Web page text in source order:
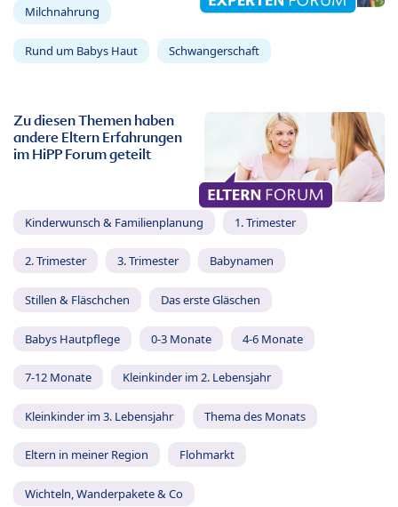
Milchnahrung
Rund um Babys Haut Schwangerschaft
Zu diesen Themen haben
andere Eltern Erfahrungen
im HiPP Forum geteilt
Kinderwunsch & Familienplanung 1. Trimester
2. Trimester 3. Trimester Babynamen
Stillen & Fläschchen Das erste Gläschen
Babys Hautpflege 0-3 Monate 4-6 Monate
7-12 Monate Kleinkinder im 2. Lebensjahr
Kleinkinder im 3. Lebensjahr Thema des Monats
Eltern in meiner Region Flohmarkt
Wichteln, Wanderpakete & Co